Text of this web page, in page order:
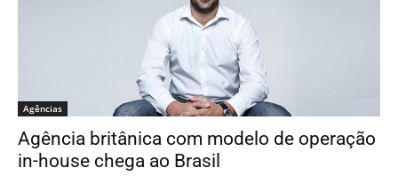
Agências
Agência britânica com modelo de operação
in-house chega ao Brasil